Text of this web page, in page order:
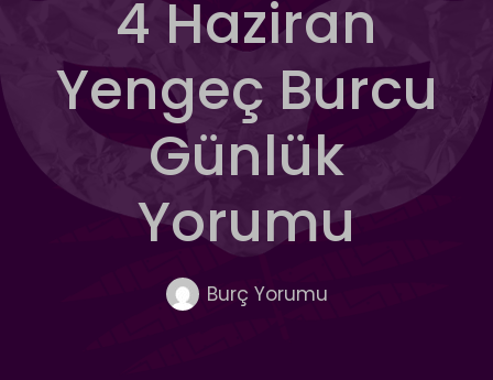
4 Haziran
Yengeç Burcu
Günlük
Yorumu
Burç Yorumu